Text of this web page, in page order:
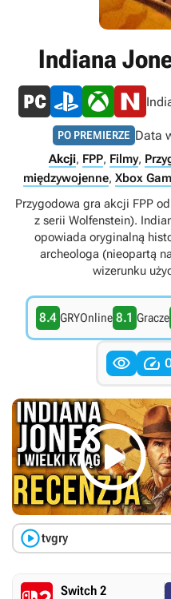
Indiana
PO PREMIERZE Data
Akcji, FPP, Filmy,
międzywojenne, Xbox
Xbox Game Pass
Przygodowa gra akcji FPP
z serii Wolfenstein).
opowiada oryginalną
archeologa (nieopartą
wizerunku
8.4 GRYOnline 8.1 Gracze
 

tvgry
Switch 2